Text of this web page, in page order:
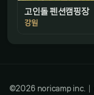
고인돌 펜션캠핑장
강원
©2026noricamp inc.